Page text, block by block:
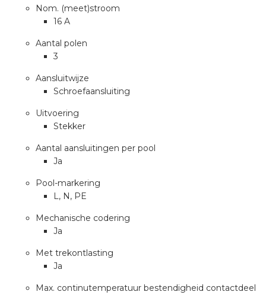
Nom. (meet)stroom
16 A
Aantal polen
3
Aansluitwijze
Schroefaansluiting
Uitvoering
Stekker
Aantal aansluitingen per pool
Ja
Pool-markering
L, N, PE
Mechanische codering
Ja
Met trekontlasting
Ja
Max. continutemperatuur bestendigheid contactdeel
installeren
installeren
installeren in beton
installeren in de tuinbouw
stekerbare vlakkabel